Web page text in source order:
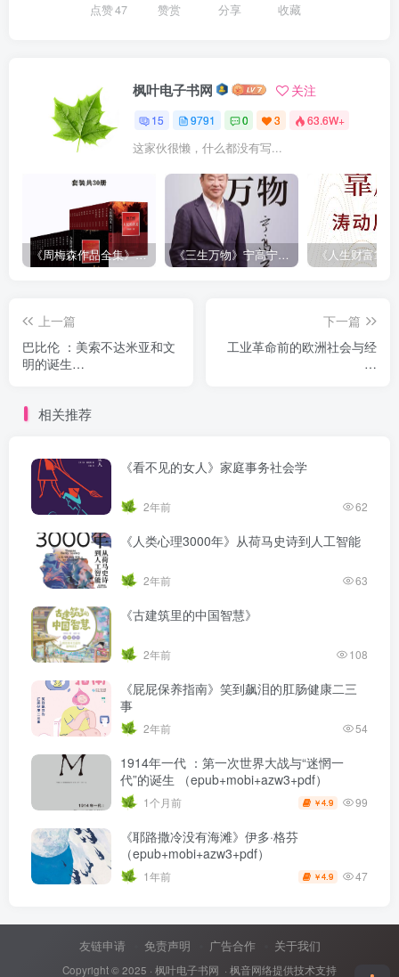
点赞47 赞赏 分享 收藏
枫叶电子书网 关注
15 9791 0 3 63.6W+
这家伙很懒，什么都没有写...
《周梅森作品全集》[共30册] 《三生万物》宁高宁（epub+mobi+azw3+pdf）
上一篇
巴比伦 ：美索不达米亚和文
明的诞生
下一篇
工业革命前的欧洲社会与经
济
相关推荐
《看不见的女人》家庭事务社会学
2年前 62
《人类心理3000年》从荷马史诗到人工智能
2年前 63
《古建筑里的中国智慧》
2年前 108
《屁屁保养指南》笑到飙泪的肛肠健康二三
事
2年前 54
1914年一代 ：第一次世界大战与“迷惘一
代”的诞生 （epub+mobi+azw3+pdf）
1个月前 ￥4.9 99
《耶路撒冷没有海滩》伊多·格芬
（epub+mobi+azw3+pdf）
1年前 ￥4.9 47
友链申请 免责声明 广告合作 关于我们
Copyright © 2025 · 枫叶电子书网 · 枫音网络提供技术支持